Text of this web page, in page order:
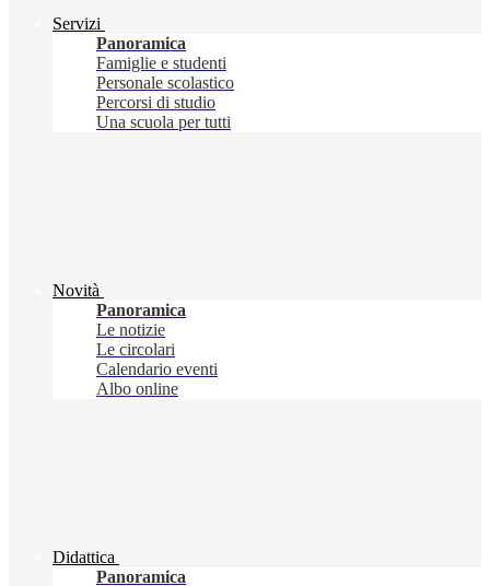
Servizi
Panoramica
Famiglie e studenti
Personale scolastico
Percorsi di studio
Una scuola per tutti
Novità
Panoramica
Le notizie
Le circolari
Calendario eventi
Albo online
Didattica
Panoramica